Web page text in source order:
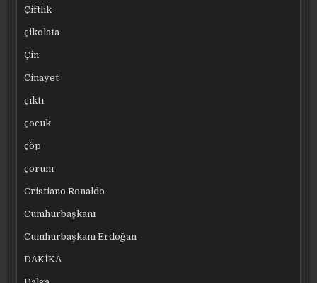
Çiftlik
çikolata
Çin
Cinayet
çıktı
çocuk
çöp
çorum
Cristiano Ronaldo
Cumhurbaşkanı
Cumhurbaşkanı Erdoğan
DAKİKA